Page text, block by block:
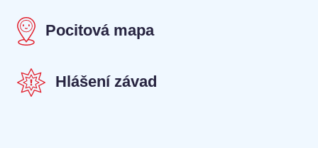
Pocitová mapa
Hlášení závad